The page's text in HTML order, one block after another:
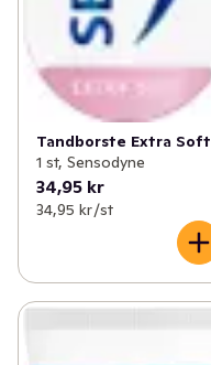
Tandborste Extra Soft
1 st, Sensodyne
34,95 kr
34,95 kr /st